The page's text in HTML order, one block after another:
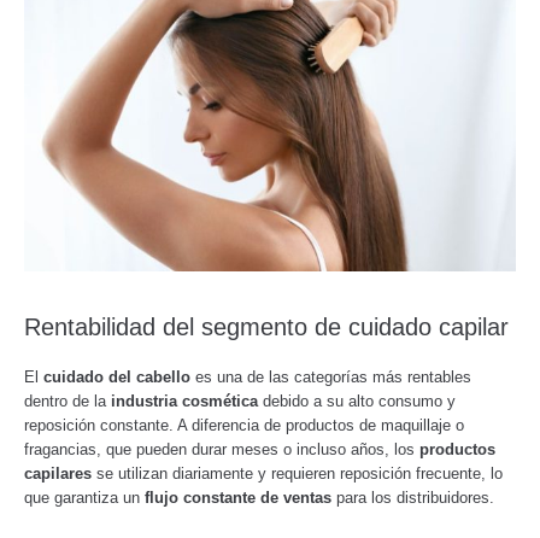
Rentabilidad del segmento de cuidado capilar
El cuidado del cabello es una de las categorías más rentables
dentro de la industria cosmética debido a su alto consumo y
reposición constante. A diferencia de productos de maquillaje o
fragancias, que pueden durar meses o incluso años, los productos
capilares se utilizan diariamente y requieren reposición frecuente, lo
que garantiza un flujo constante de ventas para los distribuidores.